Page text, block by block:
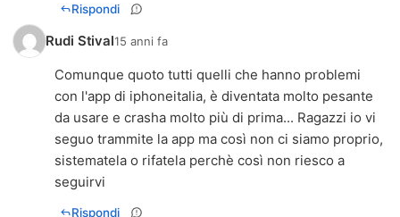
Rispondi
Rudi Stival15 anni fa
Comunque quoto tutti quelli che hanno problemi
con l'app di iphoneitalia, è diventata molto pesante
da usare e crasha molto più di prima... Ragazzi io vi
seguo trammite la app ma così non ci siamo proprio,
sistematela o rifatela perchè così non riesco a
seguirvi
Rispondi